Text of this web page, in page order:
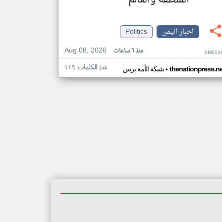
اخبار اليمن
Politics
Aug 08, 2026
منذ ٦ ساعات
شبكة الأمة برس• عدد الكلمات: ١١٩